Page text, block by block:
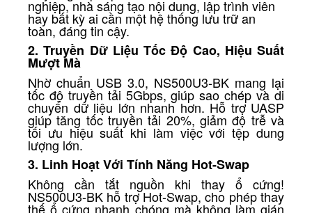
nghiệp, nhà sáng tạo nội dung, lập trình viên
hay bất kỳ ai cần một hệ thống lưu trữ an
toàn, đáng tin cậy.
2. Truyền Dữ Liệu Tốc Độ Cao, Hiệu Suất
Mượt Mà
Nhờ chuẩn USB 3.0, NS500U3-BK mang lại
tốc độ truyền tải 5Gbps, giúp sao chép và di
chuyển dữ liệu lớn nhanh hơn. Hỗ trợ UASP
giúp tăng tốc truyền tải 20%, giảm độ trễ và
tối ưu hiệu suất khi làm việc với tệp dung
lượng lớn.
3. Linh Hoạt Với Tính Năng Hot-Swap
Không cần tắt nguồn khi thay ổ cứng!
NS500U3-BK hỗ trợ Hot-Swap, cho phép thay
thế ổ cứng nhanh chóng mà không làm gián